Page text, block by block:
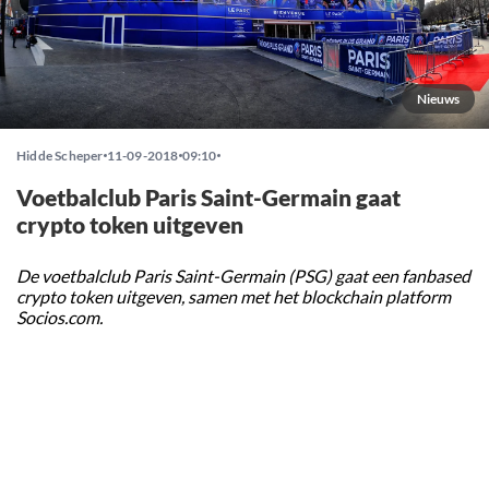
Nieuws
Hidde Scheper 11-09-2018 09:10
Voetbalclub Paris Saint-Germain gaat
crypto token uitgeven
De voetbalclub Paris Saint-Germain (PSG) gaat een fanbased
crypto token uitgeven, samen met het blockchain platform
Socios.com.